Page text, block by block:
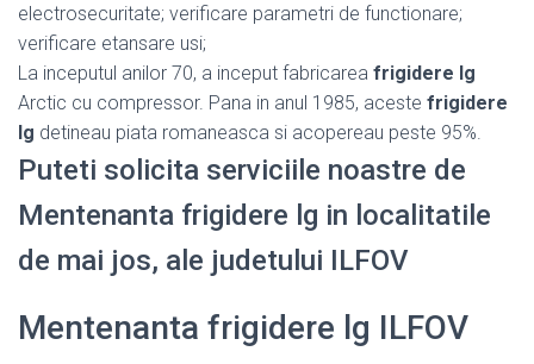
electrosecuritate; verificare parametri de functionare;
verificare etansare usi;
La inceputul anilor 70, a inceput fabricarea frigidere lg
Arctic cu compressor. Pana in anul 1985, aceste frigidere
lg detineau piata romaneasca si acopereau peste 95%.
Puteti solicita serviciile noastre de
Mentenanta frigidere lg in localitatile
de mai jos, ale judetului ILFOV
Mentenanta frigidere lg ILFOV